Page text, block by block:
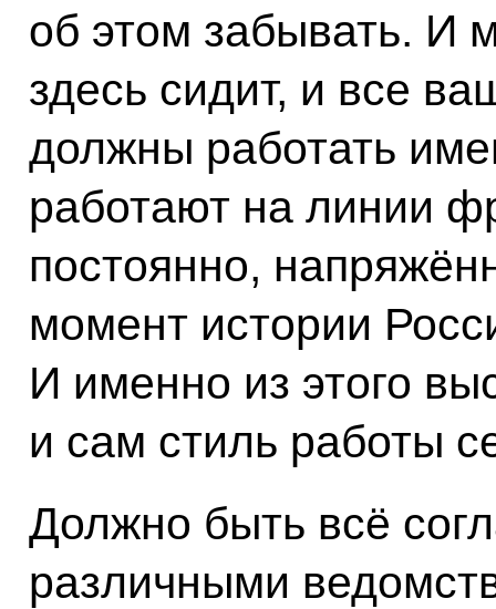
об этом забывать. И
здесь сидит, и все
должны работать
работают на линии
постоянно,
момент истории
И именно из этого
и сам стиль работы
Должно быть всё
различными